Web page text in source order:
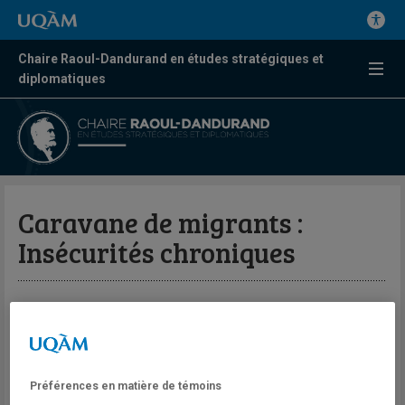
Chaire Raoul-Dandurand en études stratégiques et
diplomatiques
Caravane de migrants :
Insécurités chroniques
Métro Montréal
Préférences en matière de témoins